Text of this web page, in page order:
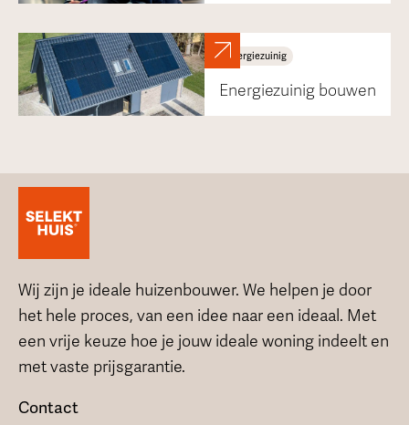
Energiezuinig
Energiezuinig bouwen
Wij zijn je ideale huizenbouwer. We helpen je door
het hele proces, van een idee naar een ideaal. Met
een vrije keuze hoe je jouw ideale woning indeelt en
met vaste prijsgarantie.
Contact